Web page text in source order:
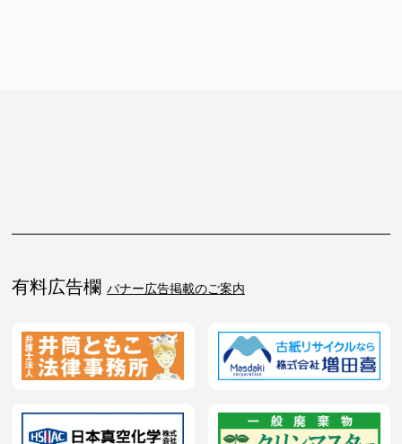
有料広告欄 バナー広告掲載のご案内